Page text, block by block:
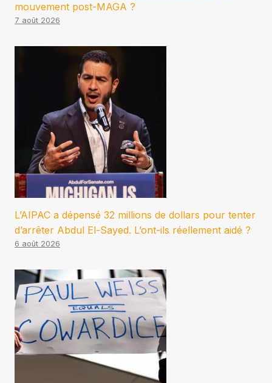
mouvement post-MAGA ?
7 août 2026
L’AIPAC a dépensé 32 millions de dollars pour tenter
d’arrêter Abdul El-Sayed. L’ont-ils réellement aidé ?
6 août 2026